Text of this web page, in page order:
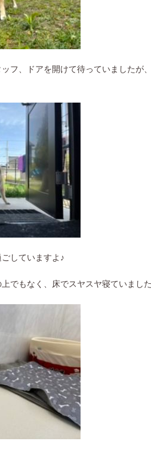
フ、ドアを開けて待っていましたが
していますよ♪
でもなく、床でスヤスヤ寝ていまし